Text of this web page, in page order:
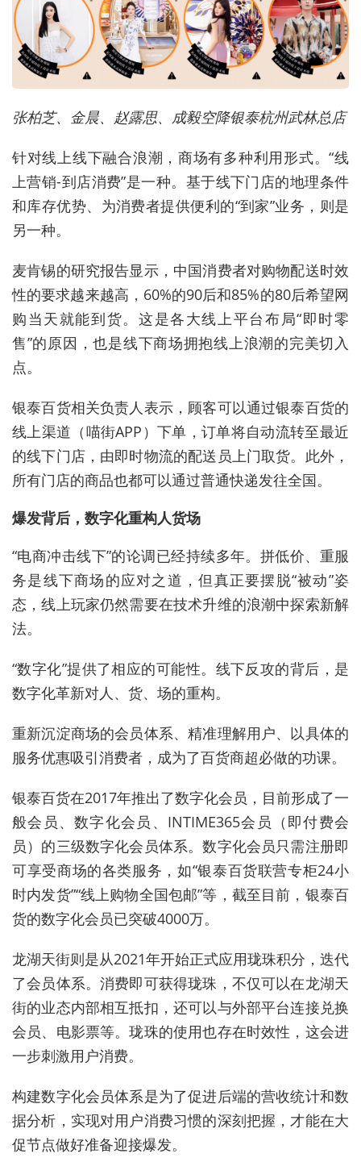
张柏芝、金晨、赵露思、成毅空降银泰杭州武林总店
针对线上线下融合浪潮，商场有多种利用形式。“线
上营销-到店消费”是一种。基于线下门店的地理条件
和库存优势、为消费者提供便利的“到家”业务，则是
另一种。
麦肯锡的研究报告显示，中国消费者对购物配送时效
性的要求越来越高，60%的90后和85%的80后希望网
购当天就能到货。这是各大线上平台布局“即时零
售”的原因，也是线下商场拥抱线上浪潮的完美切入
点。
银泰百货相关负责人表示，顾客可以通过银泰百货的
线上渠道（喵街APP）下单，订单将自动流转至最近
的线下门店，由即时物流的配送员上门取货。此外，
所有门店的商品也都可以通过普通快递发往全国。
爆发背后，数字化重构人货场
“电商冲击线下”的论调已经持续多年。拼低价、重服
务是线下商场的应对之道，但真正要摆脱“被动”姿
态，线上玩家仍然需要在技术升维的浪潮中探索新解
法。
“数字化”提供了相应的可能性。线下反攻的背后，是
数字化革新对人、货、场的重构。
重新沉淀商场的会员体系、精准理解用户、以具体的
服务优惠吸引消费者，成为了百货商超必做的功课。
银泰百货在2017年推出了数字化会员，目前形成了一
般会员、数字化会员、INTIME365会员（即付费会
员）的三级数字化会员体系。数字化会员只需注册即
可享受商场的各类服务，如“银泰百货联营专柜24小
时内发货”“线上购物全国包邮”等，截至目前，银泰百
货的数字化会员已突破4000万。
龙湖天街则是从2021年开始正式应用珑珠积分，迭代
了会员体系。消费即可获得珑珠，不仅可以在龙湖天
街的业态内部相互抵扣，还可以与外部平台连接兑换
会员、电影票等。珑珠的使用也存在时效性，这会进
一步刺激用户消费。
构建数字化会员体系是为了促进后端的营收统计和数
据分析，实现对用户消费习惯的深刻把握，才能在大
促节点做好准备迎接爆发。